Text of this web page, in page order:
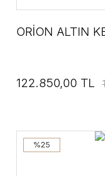
ORİON ALTIN
122.850,00 TL
%25